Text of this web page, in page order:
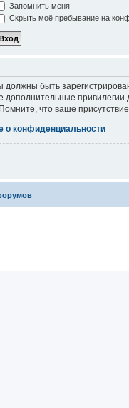
Запомнить меня
Скрыть моё пребывание на
быть
дополнительные
что ваше
о конфиденциальности